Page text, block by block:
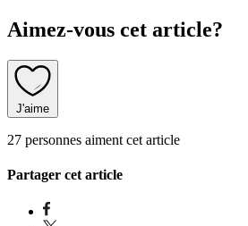
Aimez-vous cet article?
J'aime
27 personnes aiment cet article
Partager cet article